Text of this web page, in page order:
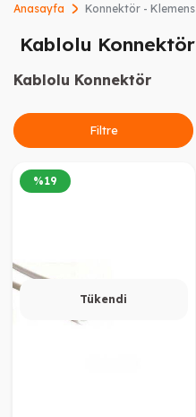
Anasayfa Konnektör - Klemens
Kablolu Konnektör
Kablolu Konnektör
Filtre
Tükendi
%19